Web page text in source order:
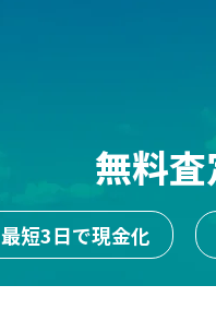
無料
最短3日で現金化